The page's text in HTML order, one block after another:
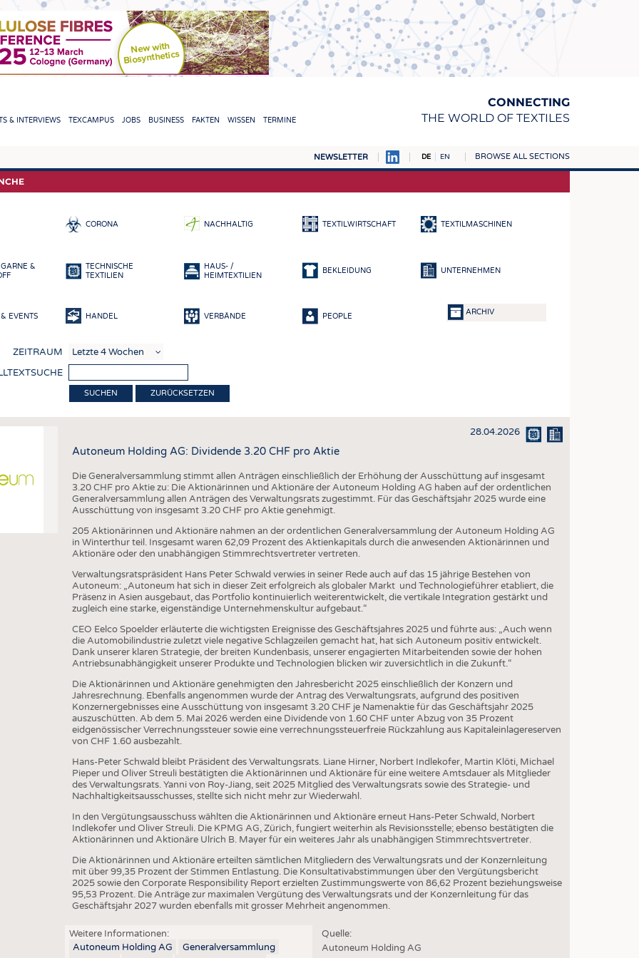
CONNECTING
THE WORLD OF TEXTILES
& INTERVIEWS TEXCAMPUS JOBS BUSINESS FAKTEN WISSEN TERMINE
NEWSLETTER DE EN BROWSE ALL SECTIONS
TEXTILE LEADERSHIP FASERN
GEWEBE
VLIESSTOFFE
NACHHALTIGKEIT
KREISLAUFWIRTSCHAFT
TECHNISCHE TEXTILIEN
SMART TEXTILES
MEDIZIN
HAUS- UND HEIMTEXTILIEN
BEKLEIDUNG
BUSINESS
UNTERNEHMEN
AUSSCHREIBUNGEN
DTV AUSSCHREIBUNGSDIENST
FAKTEN
STATISTICS
TERMINE
CORONA NACHHALTIG TEXTILWIRTSCHAFT TEXTILMASCHINEN
&
TECHNISCHE
TEXTILIEN
HAUS- /
HEIMTEXTILIEN
BEKLEIDUNG UNTERNEHMEN
EVENTS HANDEL VERBÄNDE PEOPLE ARCHIV
ZEITRAUM
ZURÜCKSETZEN
28.04.2026
Autoneum Holding AG: Dividende 3.20 CHF pro Aktie
Die Generalversammlung stimmt allen Anträgen einschließlich der Erhöhung der Ausschüttung auf insgesamt
3.20 CHF pro Aktie zu: Die Aktionärinnen und Aktionäre der Autoneum Holding AG haben auf der ordentlichen
Generalversammlung allen Anträgen des Verwaltungsrats zugestimmt. Für das Geschäftsjahr 2025 wurde eine
Ausschüttung von insgesamt 3.20 CHF pro Aktie genehmigt.
205 Aktionärinnen und Aktionäre nahmen an der ordentlichen Generalversammlung der Autoneum Holding AG
in Winterthur teil. Insgesamt waren 62,09 Prozent des Aktienkapitals durch die anwesenden Aktionärinnen und
Aktionäre oder den unabhängigen Stimmrechtsvertreter vertreten.
Verwaltungsratspräsident Hans Peter Schwald verwies in seiner Rede auch auf das 15 jährige Bestehen von
Autoneum: „Autoneum hat sich in dieser Zeit erfolgreich als globaler Markt und Technologieführer etabliert, die
Präsenz in Asien ausgebaut, das Portfolio kontinuierlich weiterentwickelt, die vertikale Integration gestärkt und
zugleich eine starke, eigenständige Unternehmenskultur aufgebaut.“
CEO Eelco Spoelder erläuterte die wichtigsten Ereignisse des Geschäftsjahres 2025 und führte aus: „Auch wenn
die Automobilindustrie zuletzt viele negative Schlagzeilen gemacht hat, hat sich Autoneum positiv entwickelt.
Dank unserer klaren Strategie, der breiten Kundenbasis, unserer engagierten Mitarbeitenden sowie der hohen
Antriebsunabhängigkeit unserer Produkte und Technologien blicken wir zuversichtlich in die Zukunft.“
Die Aktionärinnen und Aktionäre genehmigten den Jahresbericht 2025 einschließlich der Konzern und
Jahresrechnung. Ebenfalls angenommen wurde der Antrag des Verwaltungsrats, aufgrund des positiven
Konzernergebnisses eine Ausschüttung von insgesamt 3.20 CHF je Namenaktie für das Geschäftsjahr 2025
auszuschütten. Ab dem 5. Mai 2026 werden eine Dividende von 1.60 CHF unter Abzug von 35 Prozent
eidgenössischer Verrechnungssteuer sowie eine verrechnungssteuerfreie Rückzahlung aus Kapitaleinlagereserven
von CHF 1.60 ausbezahlt.
Hans-Peter Schwald bleibt Präsident des Verwaltungsrats. Liane Hirner, Norbert Indlekofer, Martin Klöti, Michael
Pieper und Oliver Streuli bestätigten die Aktionärinnen und Aktionäre für eine weitere Amtsdauer als Mitglieder
des Verwaltungsrats. Yanni von Roy-Jiang, seit 2025 Mitglied des Verwaltungsrats sowie des Strategie- und
Nachhaltigkeitsausschusses, stellte sich nicht mehr zur Wiederwahl.
In den Vergütungsausschuss wählten die Aktionärinnen und Aktionäre erneut Hans-Peter Schwald, Norbert
Indlekofer und Oliver Streuli. Die KPMG AG, Zürich, fungiert weiterhin als Revisionsstelle; ebenso bestätigten die
Aktionärinnen und Aktionäre Ulrich B. Mayer für ein weiteres Jahr als unabhängigen Stimmrechtsvertreter.
Die Aktionärinnen und Aktionäre erteilten sämtlichen Mitgliedern des Verwaltungsrats und der Konzernleitung
mit über 99,35 Prozent der Stimmen Entlastung. Die Konsultativabstimmungen über den Vergütungsbericht
2025 sowie den Corporate Responsibility Report erzielten Zustimmungswerte von 86,62 Prozent beziehungsweise
95,53 Prozent. Die Anträge zur maximalen Vergütung des Verwaltungsrats und der Konzernleitung für das
Geschäftsjahr 2027 wurden ebenfalls mit grosser Mehrheit angenommen.
Weitere Informationen:
Autoneum Holding AG
Generalversammlung
Quelle:
Autoneum Holding AG